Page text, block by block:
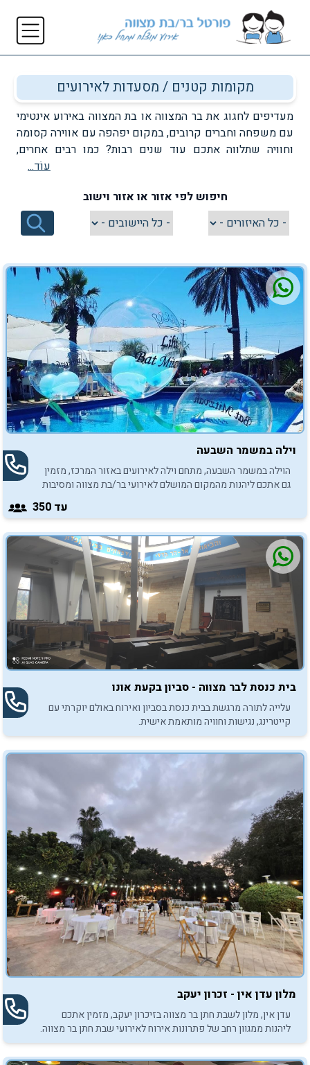
מקומות קטנים / מסעדות לאירועים
מעדיפים לחגוג את בר המצווה או בת המצווה באירוע אינטימי
עם משפחה וחברים קרובים, במקום יפהפה עם אווירה קסומה
וחוויה שתלווה אתכם עוד שנים רבות? כמו רבים אחרים,
מיציתם נכון לעכשיו את אולמות האירועים הגדולים והפקות
יותר? בדיוק עבורכם יצרנו רשימה של מקומות קטנים לאירועי
בר בת מצווה ברחבי הארץ, שמתאימים לחגיגות מיוחדות
ואיכותיות במיוחד, עם מספר מצומצם של משתתפים. ממלונות
המאושר של יקירתכם או יקירכם, השמים הם הגבול. בחרו את
המקום המתאים לכם ביותר מתוך הרשימה ותוכלו ליצור
בעצמכם את אירוע בת או בר המצווה המושלם. כי יש רגעים
של פעם בחיים שאסור להתפשר עליהם.
עוֹד...
חיפוש לפי אזור או אזור וישוב
וילה במשמר השבעה
הוילה במשמר השבעה, מתחם וילה לאירועים באזור המרכז, מזמין
גם אתכם ליהנות מהמקום המושלם לאירועי בר/בת מצווה ומסיבות
עד 350
בית כנסת לבר מצווה - סביון בקעת אונו
עלייה לתורה מרגשת בבית כנסת בסביון ואירוח באולם יוקרתי עם
קייטרינג, נגישות וחוויה מותאמת אישית.
מלון עדן אין - זכרון יעקב
עדן אין, מלון לשבת חתן בר מצווה בזיכרון יעקב, מזמין אתכם
ליהנות ממגוון רחב של פתרונות אירוח לאירועי שבת חתן בר מצווה.